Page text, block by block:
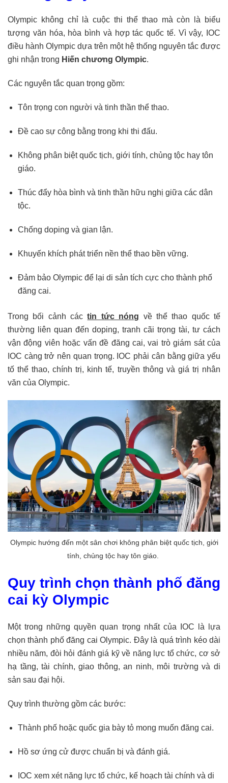
Olympic không chỉ là cuộc thi thể thao mà còn là biểu
tượng văn hóa, hòa bình và hợp tác quốc tế. Vì vậy, IOC
điều hành Olympic dựa trên một hệ thống nguyên tắc được
ghi nhận trong Hiến chương Olympic.
Các nguyên tắc quan trọng gồm:
Tôn trọng con người và tinh thần thể thao.
Đề cao sự công bằng trong khi thi đấu.
Không phân biệt quốc tịch, giới tính, chủng tộc hay tôn
giáo.
Thúc đẩy hòa bình và tinh thần hữu nghị giữa các dân
tộc.
Chống doping và gian lận.
Khuyến khích phát triển nền thể thao bền vững.
Đảm bảo Olympic để lại di sản tích cực cho thành phố
đăng cai.
Trong bối cảnh cáctin tức nóng về thể thao quốc tế
thường liên quan đến doping, tranh cãi trọng tài, tư cách
vận động viên hoặc vấn đề đăng cai, vai trò giám sát của
IOC càng trở nên quan trọng. IOC phải cân bằng giữa yếu
tố thể thao, chính trị, kinh tế, truyền thông và giá trị nhân
văn của Olympic.
Olympic hướng đến một sân chơi không phân biệt quốc tịch, giới
tính, chủng tộc hay tôn giáo.
Quy trình chọn thành phố đăng
cai kỳ Olympic
Một trong những quyền quan trọng nhất của IOC là lựa
chọn thành phố đăng cai Olympic. Đây là quá trình kéo dài
nhiều năm, đòi hỏi đánh giá kỹ về năng lực tổ chức, cơ sở
hạ tầng, tài chính, giao thông, an ninh, môi trường và di
sản sau đại hội.
Quy trình thường gồm các bước:
Thành phố hoặc quốc gia bày tỏ mong muốn đăng cai.
Hồ sơ ứng cử được chuẩn bị và đánh giá.
IOC xem xét năng lực tổ chức, kế hoạch tài chính và di